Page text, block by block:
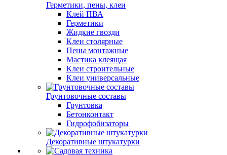
Герметики, пены, клеи
Клей ПВА
Герметики
Жидкие гвозди
Клеи столярные
Пены монтажные
Мастика клеящая
Клеи строительные
Клеи универсальные
Грунтовочные составы
Грунтовка
Бетонконтакт
Гидрофобизаторы
Декоративные штукатурки